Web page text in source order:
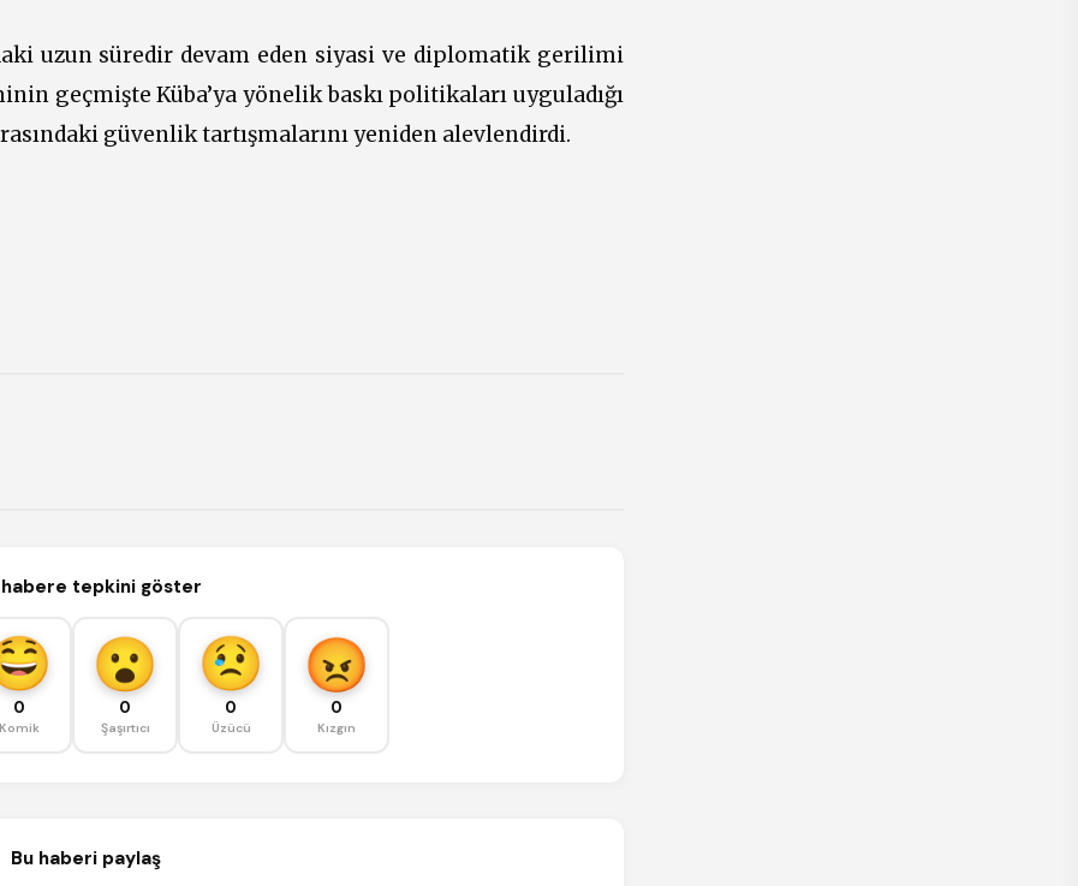
uzun süredir devam eden siyasi ve diplomatik gerilimi
geçmişte Küba’ya yönelik baskı politikaları uyguladığı
güvenlik tartışmalarını yeniden alevlendirdi.
habere tepkini göster
0
Komik
0
Şaşırtıcı
0
Üzücü
0
Kızgın
Bu haberi paylaş